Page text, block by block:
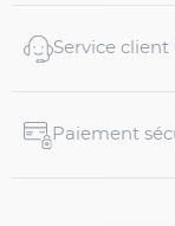
Taille et coupe
120kg et porte du
Service client
Paiement